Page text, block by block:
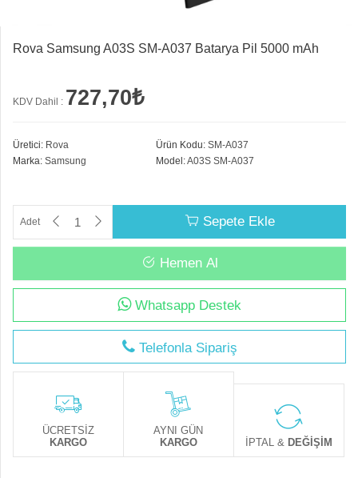
Rova Samsung A03S SM-A037 Batarya Pil 5000 mAh
KDV Dahil : 727,70₺
Üretici: Rova Ürün Kodu: SM-A037
Marka: Samsung Model:A03S SM-A037
Adet Sepete Ekle
Hemen Al
Whatsapp Destek
Telefonla Sipariş
ÜCRETSİZ
KARGO
AYNI GÜN
KARGO
İPTAL & DEĞİŞİM